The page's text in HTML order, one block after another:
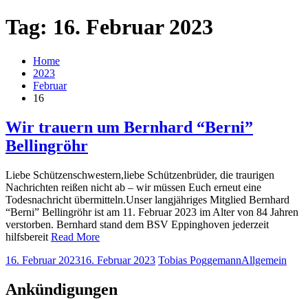
Tag: 16. Februar 2023
Home
2023
Februar
16
Wir trauern um Bernhard “Berni”
Bellingröhr
Liebe Schützenschwestern,liebe Schützenbrüder, die traurigen
Nachrichten reißen nicht ab – wir müssen Euch erneut eine
Todesnachricht übermitteln.Unser langjähriges Mitglied Bernhard
“Berni” Bellingröhr ist am 11. Februar 2023 im Alter von 84 Jahren
verstorben. Bernhard stand dem BSV Eppinghoven jederzeit
hilfsbereit Read More
16. Februar 202316. Februar 2023 Tobias PoggemannAllgemein
Ankündigungen